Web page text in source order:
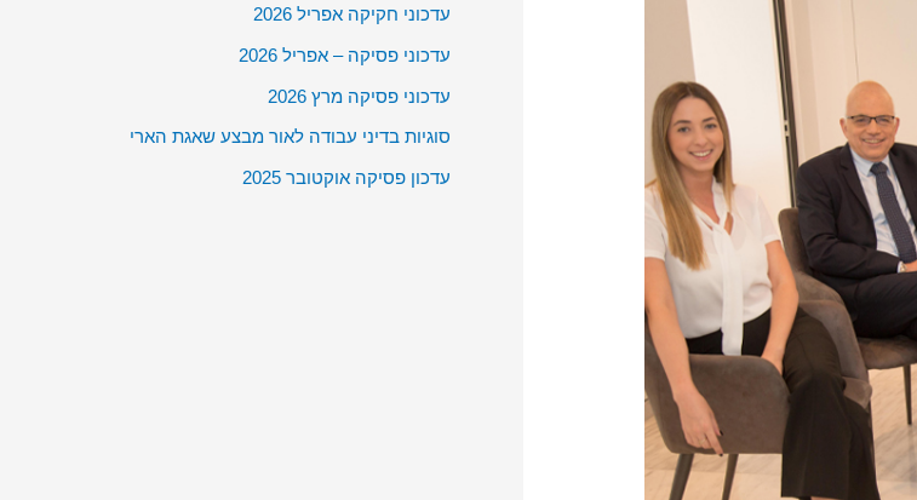
r
:
עדכוני חקיקה אפריל 2026
עדכוני פסיקה – אפריל 2026
עדכוני פסיקה מרץ 2026
סוגיות בדיני עבודה לאור מבצע שאגת הארי
עדכון פסיקה אוקטובר 2025